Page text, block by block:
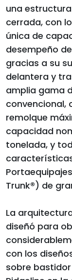
una
cerrada, con
única de
desempeño
gracias a su
delantera y
amplia gama
convencional,
remolque
capacidad
tonelada, y
Trunk®) de
La
diseñó para
con los
sobre